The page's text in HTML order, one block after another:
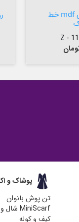
زیر لیوانی چوبی mdf خط
پوشاک و
تن پوش بانوان
MiniScarf شال و روسری
کیف و کوله